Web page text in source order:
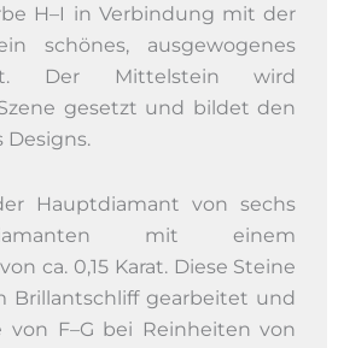
H–I in Verbindung mit der
schönes, ausgewogenes
Der Mittelstein wird
gesetzt und bildet den
Designs.
Hauptdiamant von sechs
mit einem
ca. 0,15 Karat. Diese Steine
Brillantschliff gearbeitet und
von F–G bei Reinheiten von